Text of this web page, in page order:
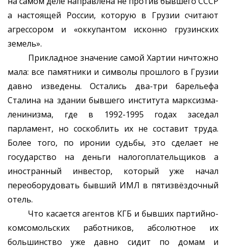
а настоящей России, которую в Грузии считают
агрессором и «оккупантом исконно грузинских
земель».
Прикладное значение самой Хартии ничтожно
мала: все памятники и символы прошлого в Грузии
давно изведены. Остались два-три барельефа
Сталина на здании бывшего института марксизма-
ленинизма, где в 1992-1995 годах заседал
парламент, но соскоблить их не составит труда.
Более того, по иронии судьбы, это сделает не
государство на деньги налогоплательщиков а
иностранный инвестор, который уже начал
переоборудовать бывший ИМЛ в пятизвёздочный
отель.
Что касается агентов КГБ и бывших партийно-
комсомольских работников, абсолютное их
большинство уже давно сидит по домам и